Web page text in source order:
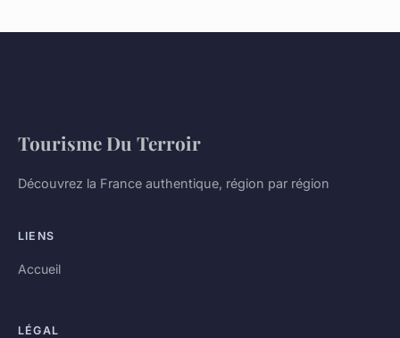
Tourisme Du Terroir
Découvrez la France authentique, région par région
LIENS
Accueil
LÉGAL